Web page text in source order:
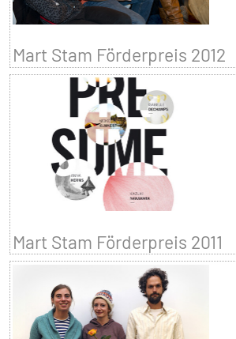
Mart Stam Förderpreis 2012
Mart Stam Förderpreis 2011